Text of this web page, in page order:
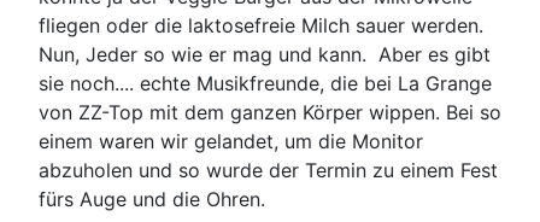
fliegen oder die laktosefreie Milch sauer werden.
Nun, Jeder so wie er mag und kann. Aber es gibt
sie noch.... echte Musikfreunde, die bei La Grange
von ZZ-Top mit dem ganzen Körper wippen. Bei so
einem waren wir gelandet, um die Monitor
abzuholen und so wurde der Termin zu einem Fest
fürs Auge und die Ohren.